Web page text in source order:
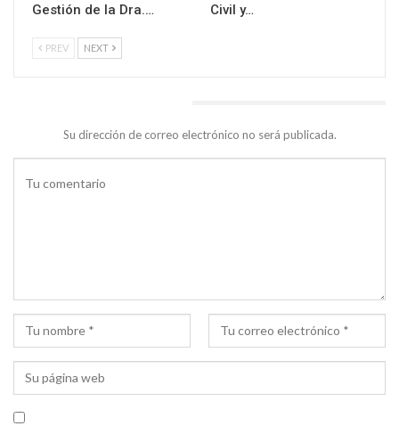
Gestión de la Dra.…
Civil y…
PREV NEXT
Su dirección de correo electrónico no será publicada.